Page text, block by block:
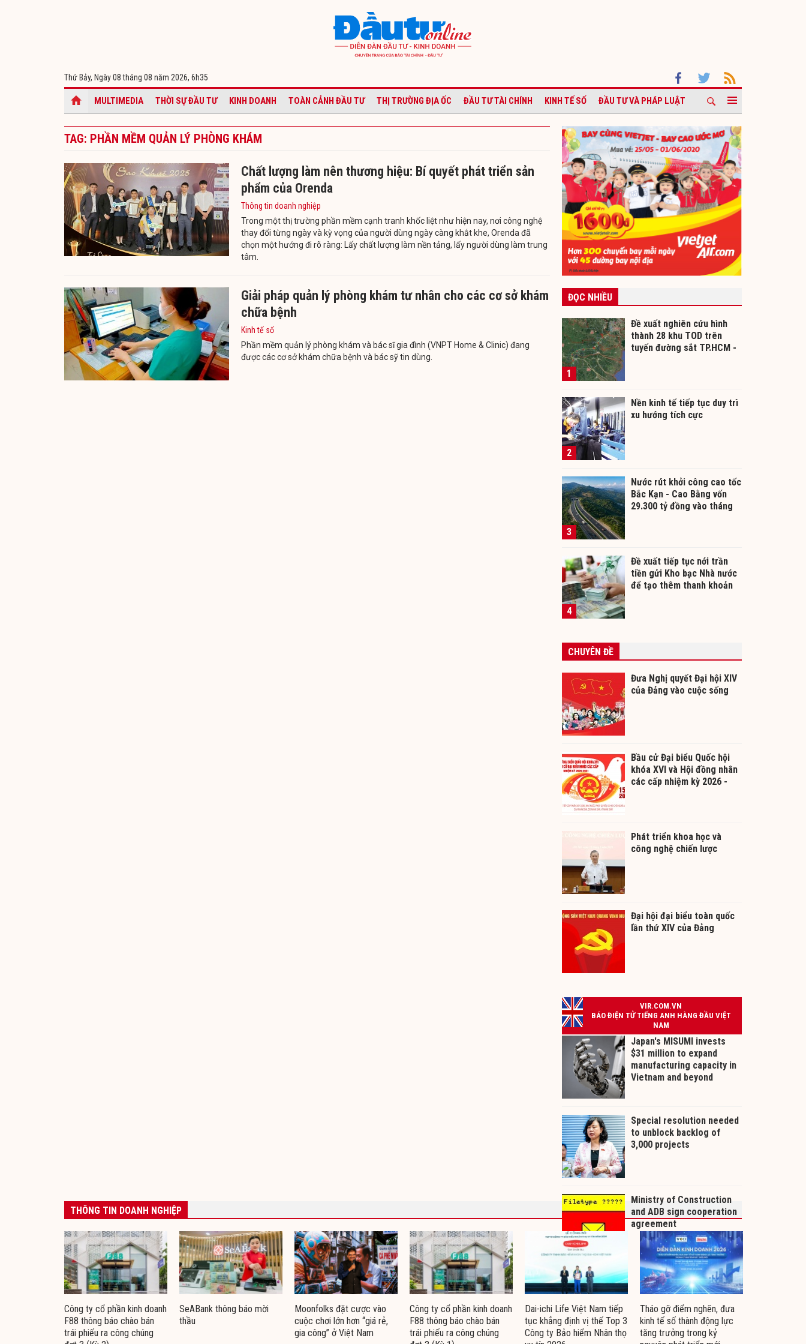
Thứ Bảy, Ngày 08 tháng 08 năm 2026, 6h35
MULTIMEDIA THỜI SỰ ĐẦU TƯ KINH DOANH TOÀN CẢNH ĐẦU TƯ THỊ TRƯỜNG ĐỊA ỐC ĐẦU TƯ TÀI CHÍNH KINH TẾ SỐ ĐẦU TƯ VÀ PHÁP LUẬT
TAG: PHẦN MỀM QUẢN LÝ PHÒNG KHÁM
Chất lượng làm nên thương hiệu: Bí quyết phát triển sản
phẩm của Orenda
Thông tin doanh nghiệp
Trong một thị trường phần mềm cạnh tranh khốc liệt như hiện nay, nơi công nghệ
thay đổi từng ngày và kỳ vọng của người dùng ngày càng khắt khe, Orenda đã
chọn một hướng đi rõ ràng: Lấy chất lượng làm nền tảng, lấy người dùng làm trung
tâm.
Giải pháp quản lý phòng khám tư nhân cho các cơ sở khám
chữa bệnh
Kinh tế số
Phần mềm quản lý phòng khám và bác sĩ gia đình (VNPT Home & Clinic) đang
được các cơ sở khám chữa bệnh và bác sỹ tin dùng.
ĐỌC NHIỀU
1
Đề xuất nghiên cứu hình
thành 28 khu TOD trên
tuyến đường sắt TP.HCM -
2
Nền kinh tế tiếp tục duy trì
xu hướng tích cực
3
Nước rút khởi công cao tốc
Bắc Kạn - Cao Bằng vốn
29.300 tỷ đồng vào tháng
4
Đề xuất tiếp tục nới trần
tiền gửi Kho bạc Nhà nước
để tạo thêm thanh khoản
CHUYÊN ĐỀ
Đưa Nghị quyết Đại hội XIV
của Đảng vào cuộc sống
Bầu cử Đại biểu Quốc hội
khóa XVI và Hội đồng nhân
các cấp nhiệm kỳ 2026 -
Phát triển khoa học và
công nghệ chiến lược
Đại hội đại biểu toàn quốc
lần thứ XIV của Đảng
THÔNG TIN DOANH NGHIỆP
Công ty cổ phần kinh doanh
F88 thông báo chào bán
trái phiếu ra công chúng
SeABank thông báo mời
thầu
Moonfolks đặt cược vào
cuộc chơi lớn hơn “giá rẻ,
gia công” ở Việt Nam
Công ty cổ phần kinh doanh
F88 thông báo chào bán
trái phiếu ra công chúng
Dai-ichi Life Việt Nam tiếp
tục khẳng định vị thế Top 3
Công ty Bảo hiểm Nhân thọ
Tháo gỡ điểm nghẽn, đưa
kinh tế số thành động lực
tăng trưởng trong kỷ